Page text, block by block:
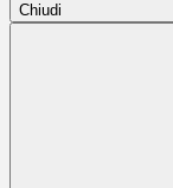
Chiudi